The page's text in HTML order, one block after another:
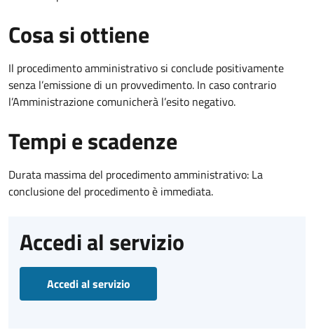
Cosa si ottiene
Il procedimento amministrativo si conclude positivamente
senza l’emissione di un provvedimento. In caso contrario
l’Amministrazione comunicherà l’esito negativo.
Tempi e scadenze
Durata massima del procedimento amministrativo: La
conclusione del procedimento è immediata.
Accedi al servizio
Accedi al servizio